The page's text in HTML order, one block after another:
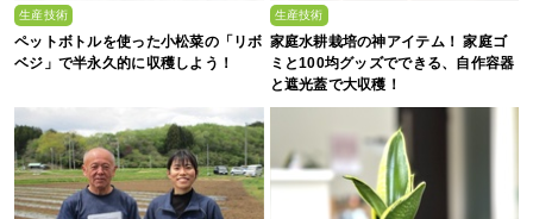
生産技術
ペットボトルを使った小松菜の「リボ
ベジ」で半永久的に収穫しよう！
生産技術
家庭水耕栽培の神アイテム！ 家庭ゴ
ミと100均グッズでできる、自作容器
と遮光蓋で大収穫！